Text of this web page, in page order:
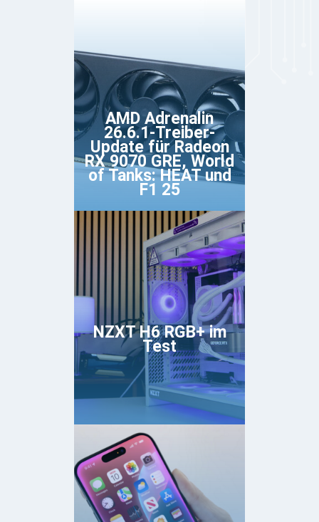
AMD Adrenalin
26.6.1-Treiber-
Update für Radeon
RX 9070 GRE, World
of Tanks: HEAT und
F1 25
NZXT H6 RGB+ im
Test